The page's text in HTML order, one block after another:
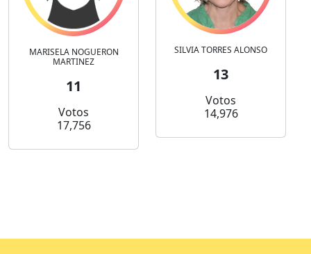
MARISELA NOGUERON
MARTINEZ
11
Votos
17,756
SILVIA TORRES ALONSO
13
Votos
14,976